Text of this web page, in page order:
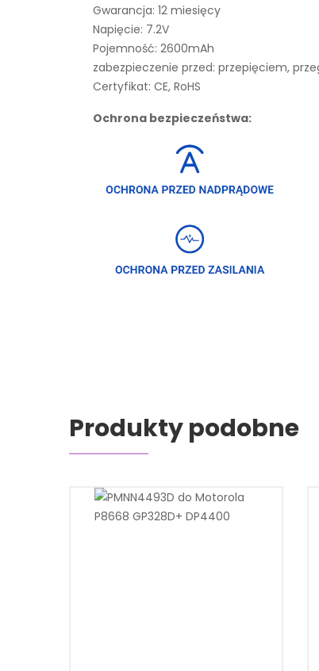
Gwarancja: 12 miesięcy
Napięcie: 7.2V
Pojemność: 2600mAh
zabezpieczenie przed: przepięciem,
Certyfikat: CE, RoHS
Ochrona bezpieczeństwa:
Produkty podobne